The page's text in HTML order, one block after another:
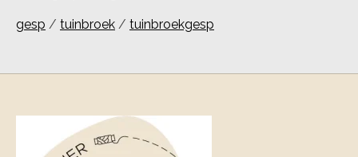
gesp / tuinbroek / tuinbroekgesp